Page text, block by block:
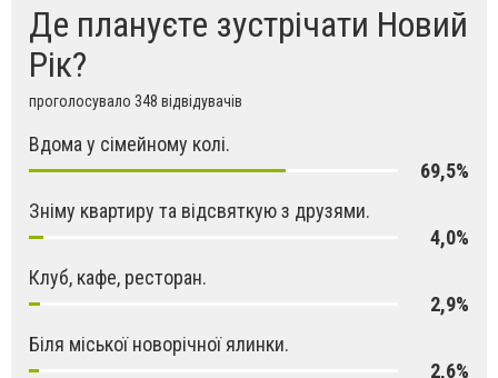
Де плануєте зустрічати Новий
Рік?
проголосувало 348 відвідувачів
Вдома у сімейному колі.
69,5%
Зніму квартиру та відсвяткую з друзями.
4,0%
Клуб, кафе, ресторан.
2,9%
Біля міської новорічної ялинки.
2,6%